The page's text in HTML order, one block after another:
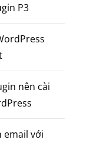
P3
nên cài
email với